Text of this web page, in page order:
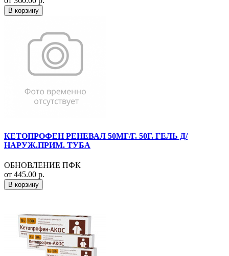
В корзину
КЕТОПРОФЕН РЕНЕВАЛ 50МГ/Г. 50Г. ГЕЛЬ Д/
НАРУЖ.ПРИМ. ТУБА
ОБНОВЛЕНИЕ ПФК
от 445.00 р.
В корзину